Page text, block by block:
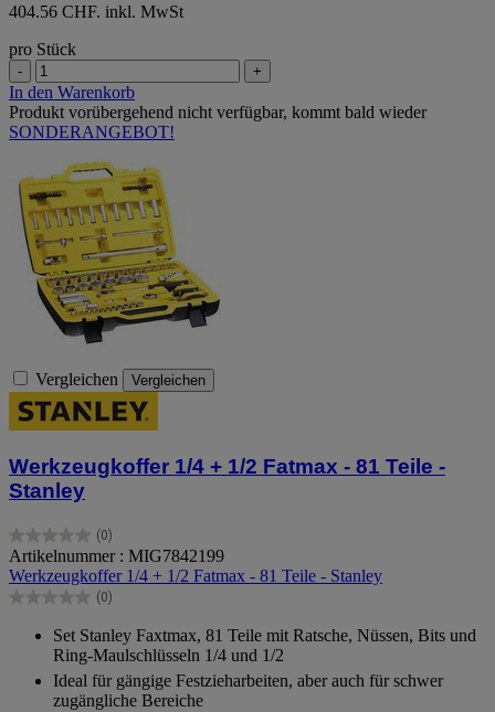
404.56 CHF. inkl. MwSt
pro Stück
- +
In den Warenkorb
Produkt vorübergehend nicht verfügbar, kommt bald wieder
SONDERANGEBOT!
Vergleichen Vergleichen
Werkzeugkoffer 1/4 + 1/2 Fatmax - 81 Teile -
Stanley
(0)
0.0
von
5
Sternen.
Artikelnummer : MIG7842199
Werkzeugkoffer 1/4 + 1/2 Fatmax - 81 Teile - Stanley
(0)
0.0
Sternen.
Set Stanley Faxtmax, 81 Teile mit Ratsche, Nüssen, Bits und
Ring-Maulschlüsseln 1/4 und 1/2
Ideal für gängige Festzieharbeiten, aber auch für schwer
zugängliche Bereiche